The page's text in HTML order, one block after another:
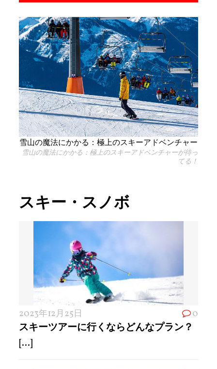
雪山の魔法にかかる：極上のスキーアドベンチャー
雪山の魔法にかかる：極上のスキーアドベンチャーが待っ
てる！
スキー・スノボ
2023年12月25日 0
スキーツアーに行くならどんなプラン？
[...]